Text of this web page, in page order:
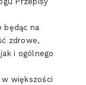
będąc na
zdrowe,
i ogólnego
w większości